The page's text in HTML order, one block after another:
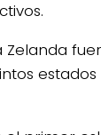
estados